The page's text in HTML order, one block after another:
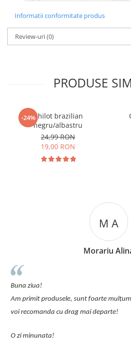
Informatii conformitate produs
Review-uri(0)
PRODUSE
-24%Chilot brazilian
negru/albastru
24,99 RON
19,00 RON
M A
Morariu
Buna ziua!
Am primit produsele, sunt foarte
voi recomanda cu drag mai departe!
O zi minunata!